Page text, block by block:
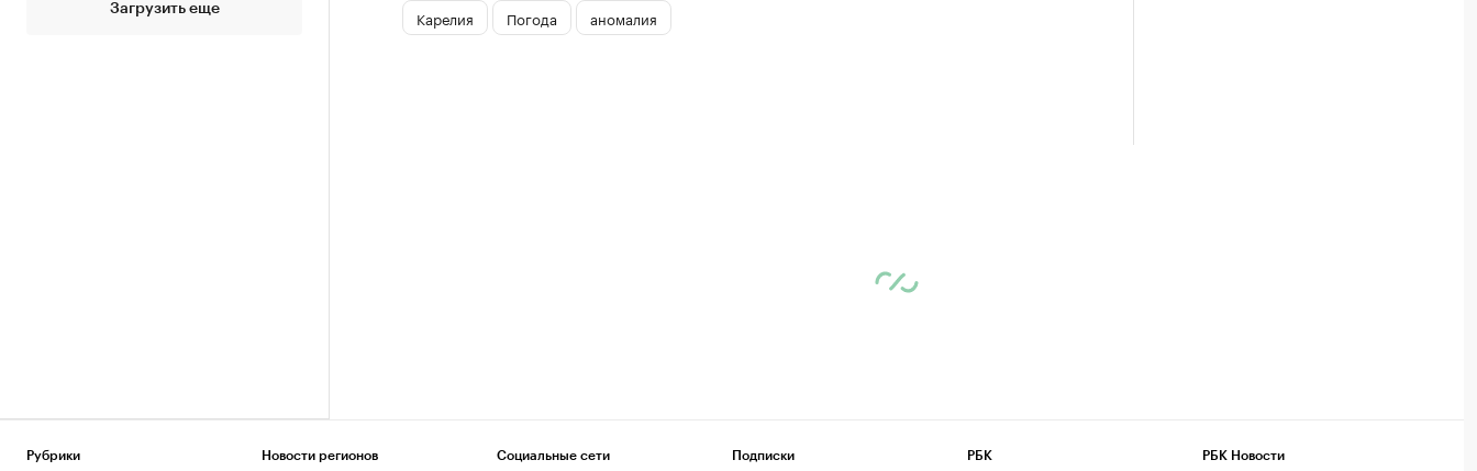
Загрузить еще Карелия Погода аномалия
Рубрики Новости регионов Социальные сети Подписки РБК РБК Новости